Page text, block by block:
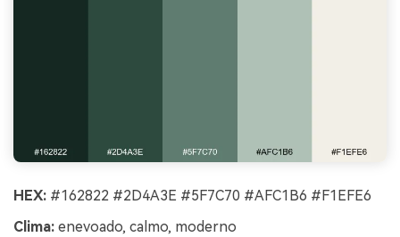
HEX: #162822 #2D4A3E #5F7C70 #AFC1B6 #F1EFE6
Clima: enevoado, calmo, moderno